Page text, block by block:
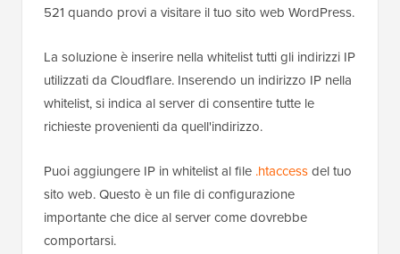
521 quando provi a visitare il tuo sito web WordPress.
La soluzione è inserire nella whitelist tutti gli indirizzi IP
utilizzati da Cloudflare. Inserendo un indirizzo IP nella
whitelist, si indica al server di consentire tutte le
richieste provenienti da quell'indirizzo.
Puoi aggiungere IP in whitelist al file .htaccessdel tuo
sito web. Questo è un file di configurazione
importante che dice al server come dovrebbe
comportarsi.